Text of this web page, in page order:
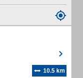
10.5 km